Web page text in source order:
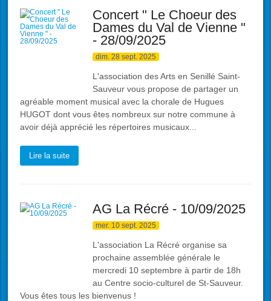
Concert " Le Choeur des
Dames du Val de Vienne "
- 28/09/2025
dim. 28 sept. 2025
L'association des Arts en Senillé Saint-
Sauveur vous propose de partager un
agréable moment musical avec la chorale de Hugues
HUGOT dont vous êtes nombreux sur notre commune à
avoir déjà apprécié les répertoires musicaux...
Lire la suite
AG La Récré - 10/09/2025
mer. 10 sept. 2025
L'association La Récré organise sa
prochaine assemblée générale le
mercredi 10 septembre à partir de 18h
au Centre socio-culturel de St-Sauveur.
Vous êtes tous les bienvenus !